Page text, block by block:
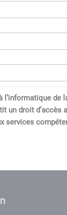
l’informatique
un droit
services